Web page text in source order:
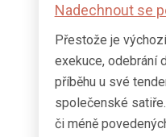
Nadechnout se
Přestože je
exekuce, odebrání
příběhu u své
společenské
či méně